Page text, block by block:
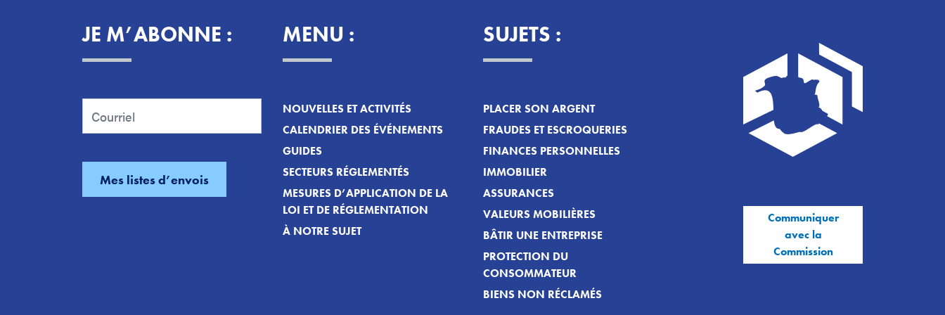
JE M’ABONNE : MENU :
NOUVELLES ET ACTIVITÉS
CALENDRIER DES ÉVÉNEMENTS
GUIDES
SECTEURS RÉGLEMENTÉS
MESURES D’APPLICATION DE LA
LOI ET DE RÉGLEMENTATION
À NOTRE SUJET
SUJETS :
PLACER SON ARGENT
FRAUDES ET ESCROQUERIES
FINANCES PERSONNELLES
IMMOBILIER
ASSURANCES
VALEURS MOBILIÈRES
BÂTIR UNE ENTREPRISE
PROTECTION DU
CONSOMMATEUR
BIENS NON RÉCLAMÉS
Communiquer
avec la
Commission